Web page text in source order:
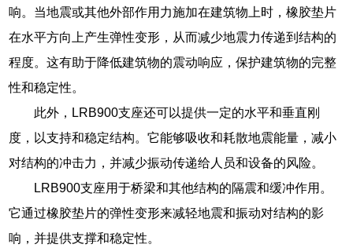
响。当地震或其他外部作用力施加在建筑物上时，橡胶垫片
在水平方向上产生弹性变形，从而减少地震力传递到结构的
程度。这有助于降低建筑物的震动响应，保护建筑物的完整
性和稳定性。
此外，LRB900支座还可以提供一定的水平和垂直刚
度，以支持和稳定结构。它能够吸收和耗散地震能量，减小
对结构的冲击力，并减少振动传递给人员和设备的风险。
LRB900支座用于桥梁和其他结构的隔震和缓冲作用。
它通过橡胶垫片的弹性变形来减轻地震和振动对结构的影
响，并提供支撑和稳定性。